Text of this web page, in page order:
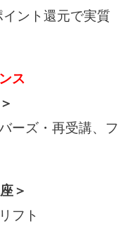
イント還元で実質
ス
ーズ・再受講、フ
＞
フト